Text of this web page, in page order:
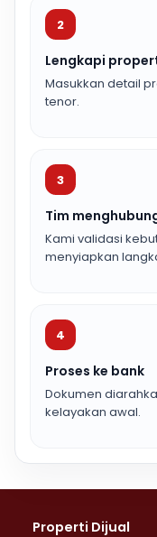
2
Lengkapi
Masukkan detail
tenor.
3
Tim
Kami validasi
menyiapkan
4
Proses ke bank
Dokumen
kelayakan awal.
Properti Dijual